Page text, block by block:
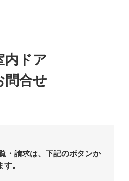
内ドア
問合せ
・請求は、下記のボタンか
。